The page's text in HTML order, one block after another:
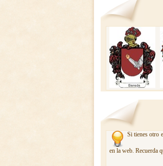
Si tienes otro
en la web. Recuerda